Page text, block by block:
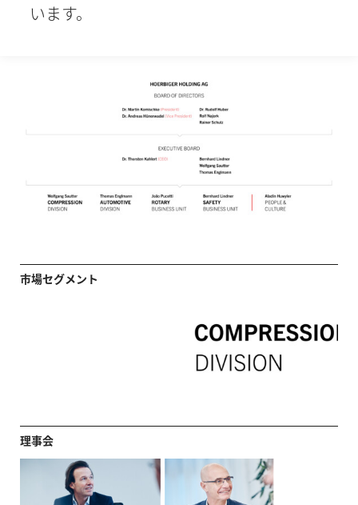
います。
市場セグメント
理事会